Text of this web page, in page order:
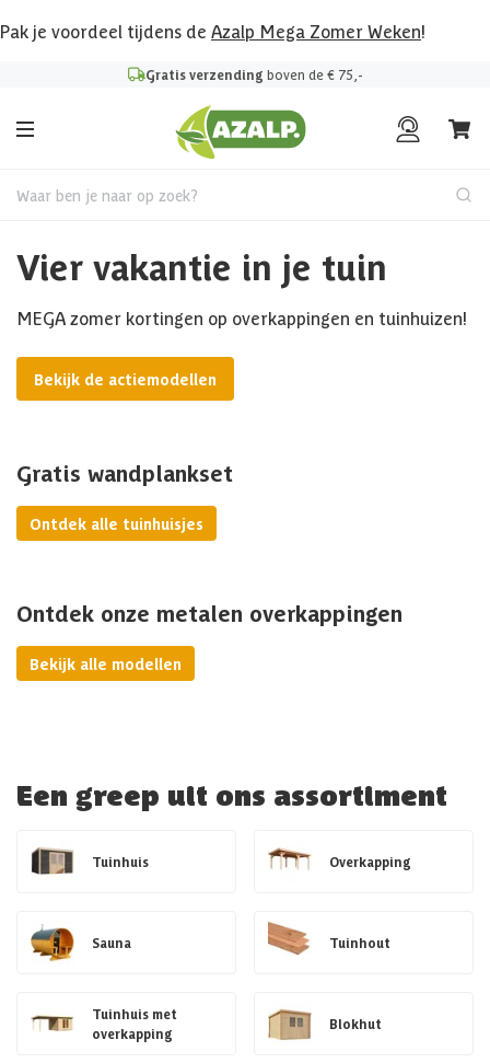
Pak je voordeel tijdens de Azalp Mega Zomer Weken!
Gratis verzending boven de € 75,-
Waar ben je naar op zoek?
Vier vakantie in je tuin
MEGA zomer kortingen op overkappingen en tuinhuizen!
Bekijk de actiemodellen
Gratis wandplankset
Ontdek alle tuinhuisjes
Ontdek onze metalen overkappingen
Bekijk alle modellen
Een greep uit ons assortiment
Tuinhuis Overkapping
Sauna Tuinhout
Tuinhuis met
overkapping
Blokhut